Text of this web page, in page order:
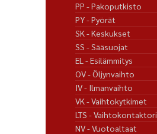
PP - Pakoputkisto
PY - Pyörät
SK - Keskukset
SS - Sääsuojat
EL - Esilämmitys
OV - Öljynvaihto
IV - Ilmanvaihto
VK - Vaihtokytkimet
LTS -
NV - Vuotoaltaat